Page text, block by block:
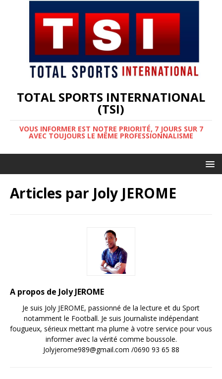
TOTAL SPORTS INTERNATIONAL
(TSI)
VOUS INFORMER EST NOTRE PRIORITÉ, 7 JOURS SUR 7
AVEC TOUJOURS LE MÊME PROFESSIONNALISME
Articles par Joly JEROME
A propos de Joly JEROME
Je suis Joly JEROME, passionné de la lecture et du Sport
notamment le Football. Je suis Journaliste indépendant
fougueux, sérieux mettant ma plume à votre service pour vous
informer avec la vérité comme boussole.
Jolyjerome989@gmail.com /0690 93 65 88